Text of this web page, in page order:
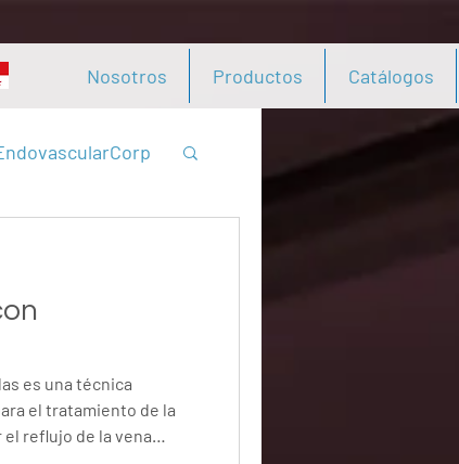
Nosotros Productos Catálogos
es una técnica
el tratamiento de la
reflujo de la vena